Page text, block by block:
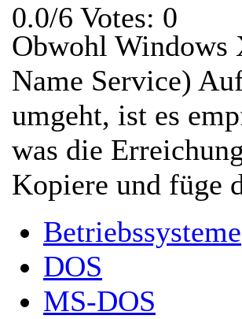
0.0/6 Votes: 0
Obwohl Windows
Name Service)
umgeht, ist es
was die
Kopiere und füge
Betriebssysteme
DOS
MS-DOS